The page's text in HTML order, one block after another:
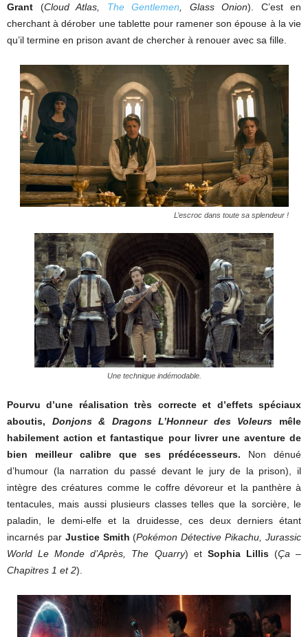
Grant (Cloud Atlas, The Gentlemen, Glass Onion). C’est en
cherchant à dérober une tablette pour ramener son épouse à la vie
qu’il termine en prison avant de chercher à renouer avec sa fille.
L’escroc dans toute sa splendeur !
Une technique indémodable.
Pourvu d’une réalisation très correcte et d’effets spéciaux
aboutis, Donjons & Dragons L’Honneur des Voleurs mêle
habilement action et fantastique pour livrer une aventure de
bien meilleur calibre que ses prédécesseurs. Non dénué
d’humour (la narration du passé devant le jury de la prison), il
intègre des créatures comme le coffre dévoreur et la panthère à
tentacules, mais aussi plusieurs classes telles que la sorcière, le
paladin, le demi-elfe et la druidesse, ces deux derniers étant
incarnés par Justice Smith (Pokémon Détective Pikachu, Jurassic
World Le Monde d’Après, The Quarry) et Sophia Lillis(Ça –
Chapitres 1 et 2).